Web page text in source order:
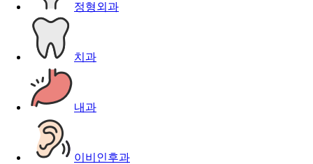
정형외과
치과
내과
이비인후과